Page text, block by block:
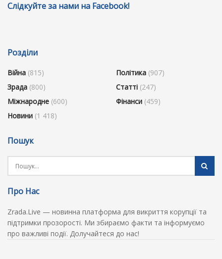
Слідкуйте за нами на Facebook!
Розділи
Війна (815)
Зрада (800)
Міжнародне (600)
Новини (1 418)
Політика (907)
Статті (247)
Фінанси (459)
Пошук
Про Нас
Zrada.Live — новинна платформа для викриття корупції та
підтримки прозорості. Ми збираємо факти та інформуємо
про важливі події. Долучайтеся до нас!